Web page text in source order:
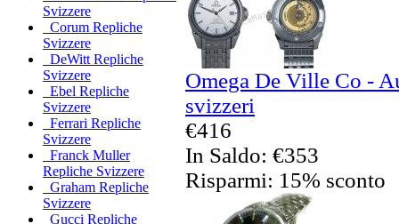
Svizzere
Corum Repliche
Svizzere
DeWitt Repliche
Svizzere
Ebel Repliche
Svizzere
Ferrari Repliche
Svizzere
Franck Muller
Repliche Svizzere
Graham Repliche
Svizzere
Gucci Repliche
Omega De Ville Co -
svizzeri
€416
In Saldo: €353
Risparmi: 15% sconto